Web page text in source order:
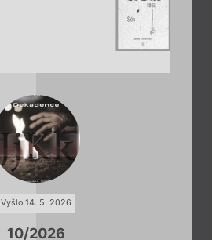
Vyšlo 14. 5. 2026
10/2026